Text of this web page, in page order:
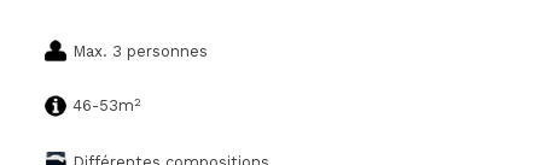
Max. 3 personnes
46-53m2